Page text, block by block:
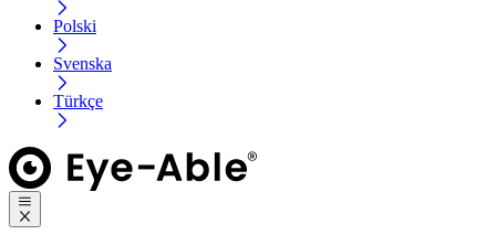
Polski
Svenska
Türkçe